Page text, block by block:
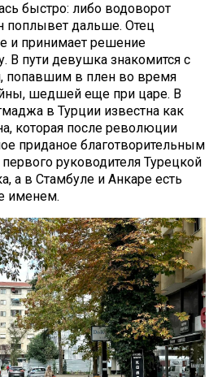
быстро: либо водоворот
поплывет дальше. Отец
и принимает решение
В пути девушка знакомится с
попавшим в плен во время
шедшей еще при царе. В
в Турции известна как
которая после революции
приданое благотворительным
руководителя Турецкой
а в Стамбуле и Анкаре есть
именем.